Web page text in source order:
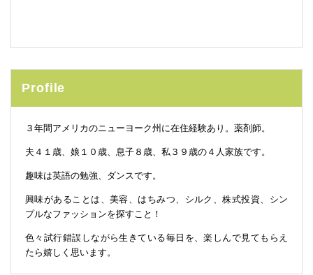
Profile
３年間アメリカのニューヨーク州に在住経験あり。薬剤師。
夫４１歳、娘１０歳、息子８歳、私３９歳の４人家族です。
趣味は英語の勉強、ダンスです。
興味があることは、美容、はちみつ、シルク、株式投資、シン
プルなファッションを探すこと！
色々試行錯誤しながら生きている毎日を、楽しんで見てもらえ
たら嬉しく思います。